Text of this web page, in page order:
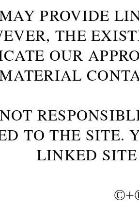
PROVIDE
THE
OUR
TO THE SITE.
LINKED
©+